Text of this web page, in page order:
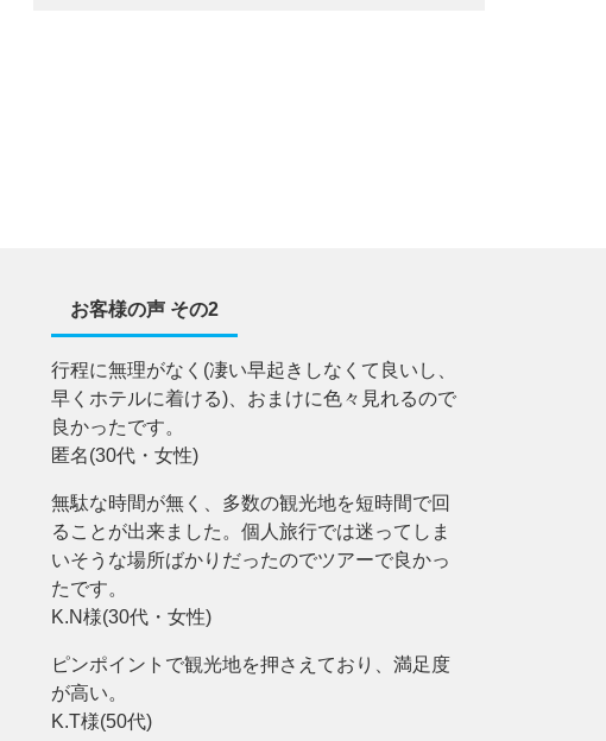
お客様の声 その2
行程に無理がなく(凄い早起きしなくて良いし、
早くホテルに着ける)、おまけに色々見れるので
良かったです。
匿名(30代・女性)
無駄な時間が無く、多数の観光地を短時間で回
ることが出来ました。個人旅行では迷ってしま
いそうな場所ばかりだったのでツアーで良かっ
たです。
K.N様(30代・女性)
ピンポイントで観光地を押さえており、満足度
が高い。
K.T様(50代)